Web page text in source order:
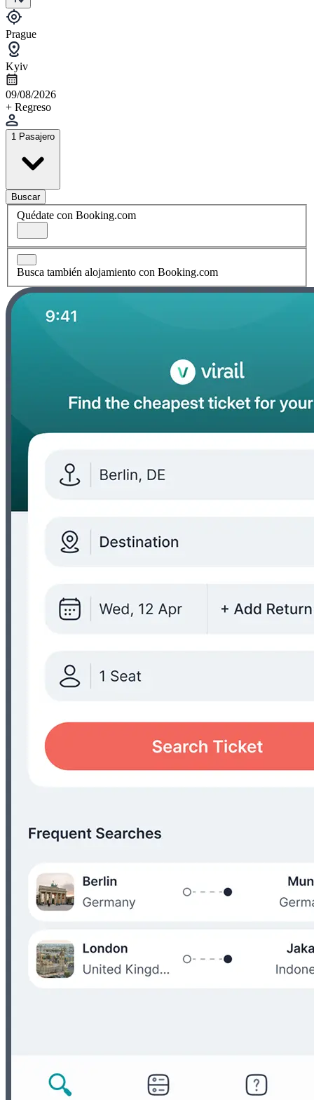
Prague
Kyiv
09/08/2026
+ Regreso
1 Pasajero
Buscar
Quédate con Booking.com
Busca también alojamiento con Booking.com